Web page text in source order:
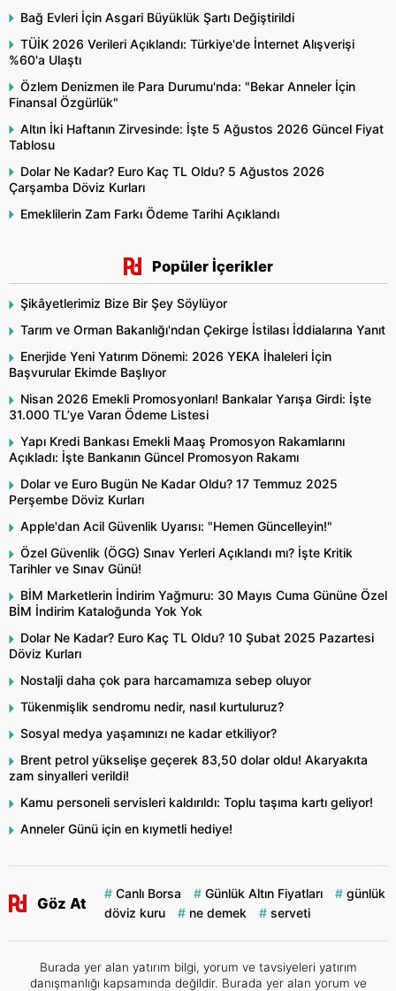
Bağ Evleri İçin Asgari Büyüklük Şartı Değiştirildi
TÜİK 2026 Verileri Açıklandı: Türkiye'de İnternet Alışverişi
%60'a Ulaştı
Özlem Denizmen ile Para Durumu'nda: "Bekar Anneler İçin
Finansal Özgürlük"
Altın İki Haftanın Zirvesinde: İşte 5 Ağustos 2026 Güncel Fiyat
Tablosu
Dolar Ne Kadar? Euro Kaç TL Oldu? 5 Ağustos 2026
Çarşamba Döviz Kurları
Emeklilerin Zam Farkı Ödeme Tarihi Açıklandı
Popüler İçerikler
Şikâyetlerimiz Bize Bir Şey Söylüyor
Tarım ve Orman Bakanlığı'ndan Çekirge İstilası İddialarına Yanıt
Enerjide Yeni Yatırım Dönemi: 2026 YEKA İhaleleri İçin
Başvurular Ekimde Başlıyor
Nisan 2026 Emekli Promosyonları! Bankalar Yarışa Girdi: İşte
31.000 TL’ye Varan Ödeme Listesi
Yapı Kredi Bankası Emekli Maaş Promosyon Rakamlarını
Açıkladı: İşte Bankanın Güncel Promosyon Rakamı
Dolar ve Euro Bugün Ne Kadar Oldu? 17 Temmuz 2025
Perşembe Döviz Kurları
Apple'dan Acil Güvenlik Uyarısı: "Hemen Güncelleyin!"
Özel Güvenlik (ÖGG) Sınav Yerleri Açıklandı mı? İşte Kritik
Tarihler ve Sınav Günü!
BİM Marketlerin İndirim Yağmuru: 30 Mayıs Cuma Gününe Özel
BİM İndirim Kataloğunda Yok Yok
Dolar Ne Kadar? Euro Kaç TL Oldu? 10 Şubat 2025 Pazartesi
Döviz Kurları
Nostalji daha çok para harcamamıza sebep oluyor
Tükenmişlik sendromu nedir, nasıl kurtuluruz?
Sosyal medya yaşamınızı ne kadar etkiliyor?
Brent petrol yükselişe geçerek 83,50 dolar oldu! Akaryakıta
zam sinyalleri verildi!
Kamu personeli servisleri kaldırıldı: Toplu taşıma kartı geliyor!
Anneler Günü için en kıymetli hediye!
Göz At
Canlı Borsa Günlük Altın Fiyatları
günlük
döviz kuru
ne demek serveti
Burada yer alan yatırım bilgi, yorum ve tavsiyeleri yatırım
danışmanlığı kapsamında değildir. Burada yer alan yorum ve